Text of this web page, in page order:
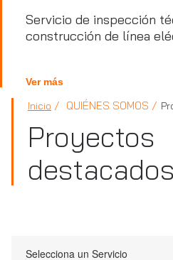
Servicio de inspección
construcción de línea
Ver más
Inicio QUIÉNES SOMOS
Proyectos
destacados
Selecciona un Servicio